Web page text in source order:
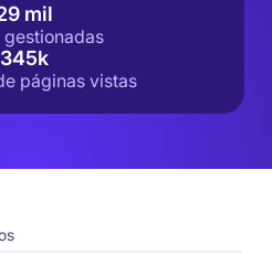
mil
gestionadas
345k
páginas vistas